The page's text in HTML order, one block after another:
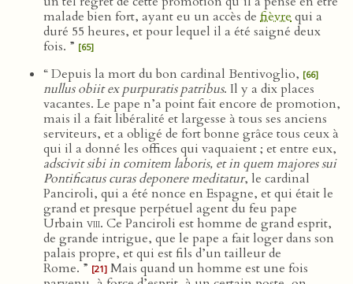
malade bien fort, ayant eu un accès de fièvrequi a
duré 55 heures, et pour lequel il a été saigné deux
fois. ” [65]
“ Depuis la mort du bon cardinal Bentivoglio, [66]
nullus obiit ex purpuratis patribus. Il y a dix places
vacantes. Le pape n’a point fait encore de promotion,
mais il a fait libéralité et largesse à tous ses anciens
serviteurs, et a obligé de fort bonne grâce tous ceux à
qui il a donné les offices qui vaquaient ; et entre eux,
adscivit sibi in comitem laboris, et in quem majores sui
Pontificatus curas deponere meditatur, le cardinal
Panciroli, qui a été nonce en Espagne, et qui était le
grand et presque perpétuel agent du feu pape
Urbain viii. Ce Panciroli est homme de grand esprit,
de grande intrigue, que le pape a fait loger dans son
palais propre, et qui est fils d’un tailleur de
Rome. ” [21] Mais quand un homme est une fois